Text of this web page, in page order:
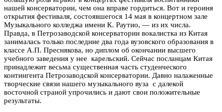
нашей консерватории, чем она вправе гордиться. Вот и героиня
открытия фестиваля, состоявшегося 14 мая в концертном зале
Музыкального колледжа имени К. Раутио, — из их числа.
Правда, в Петрозаводской консерватории вокалистка из Китая
занималась только последние два года вузовского образования в
классе А.П. Преснякова, но диплом об окончании высшего
учебного заведения у нее карельский. Сейчас посланцам Китая
принадлежит весьма существенная часть студенческого
контингента Петрозаводской консерватории. Давно налаженные
творческие связи нашего музыкального вуза с далекой
восточной страной упрочились и дают свои положительные
результаты.